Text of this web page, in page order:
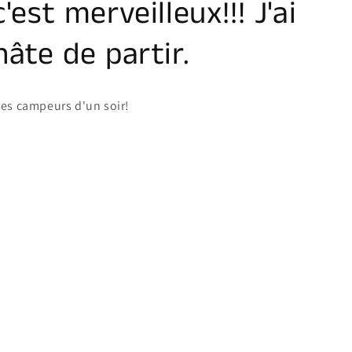
merveilleux!!! J'ai
de partir.
campeurs d'un soir!